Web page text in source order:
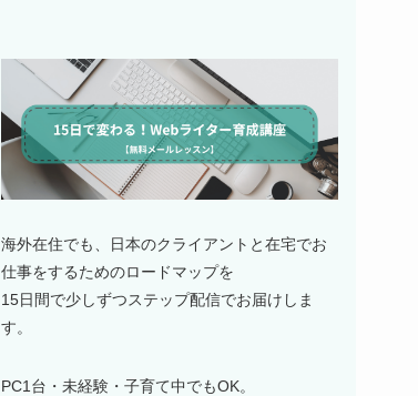
海外在住でも、日本のクライアントと在宅でお
仕事をするためのロードマップを
15日間で少しずつステップ配信でお届けしま
す。
PC1台・未経験・子育て中でもOK。